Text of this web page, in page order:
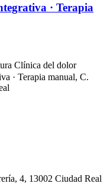
· Terapia
Clínica del dolor
· Terapia manual, C.
4, 13002 Ciudad Real